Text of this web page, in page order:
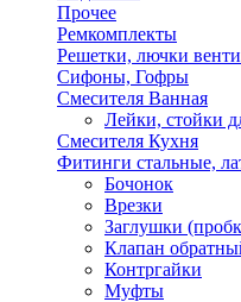
Прочее
Ремкомплекты
Решетки, лючки
Сифоны, Гофры
Смесителя Ванная
Лейки, стойки
Смесителя Кухня
Фитинги стальные,
Бочонок
Врезки
Заглушки
Клапан
Контргайки
Муфты